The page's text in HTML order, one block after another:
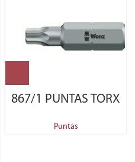
867/1 PUNTAS TORX
Puntas